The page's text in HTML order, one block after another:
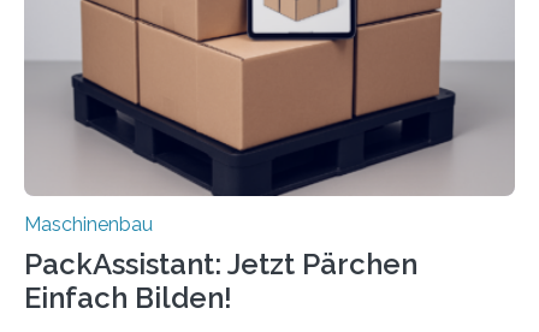
Exemplare pro Stunde. Je nach Maschinentyp und
Auftrag kann das Umrüsten…
Maschinenbau
PackAssistant: Jetzt Pärchen
Einfach Bilden!